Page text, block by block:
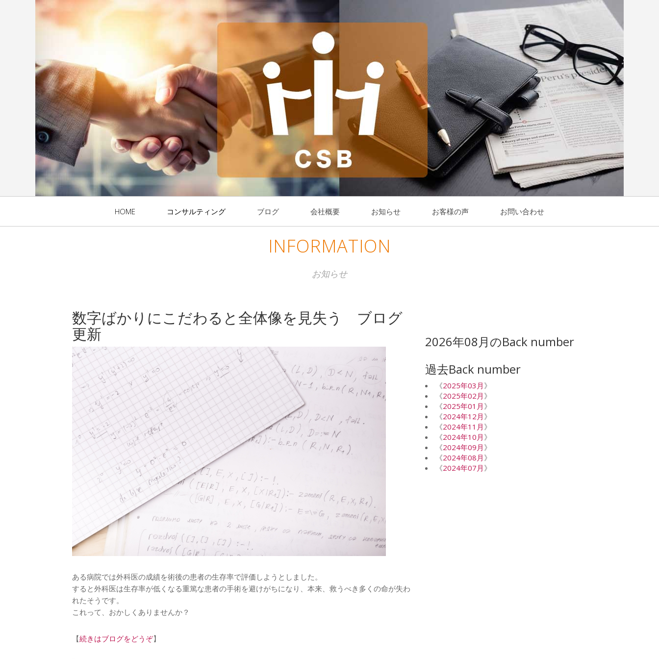
HOME コンサルティング ブログ 会社概要 お知らせ お客様の声 お問い合わせ
INFORMATION
お知らせ
数字ばかりにこだわると全体像を見失う ブログ
更新
ある病院では外科医の成績を術後の患者の生存率で評価しようとしました。
すると外科医は生存率が低くなる重篤な患者の手術を避けがちになり、本来、救うべき多くの命が失わ
れたそうです。
これって、おかしくありませんか？
【続きはブログをどうぞ】
2026年08月のBack number
過去Back number
《2025年03月 》
《2025年02月 》
《2025年01月 》
《2024年12月 》
《2024年11月 》
《2024年10月 》
《2024年09月 》
《2024年08月 》
《2024年07月 》